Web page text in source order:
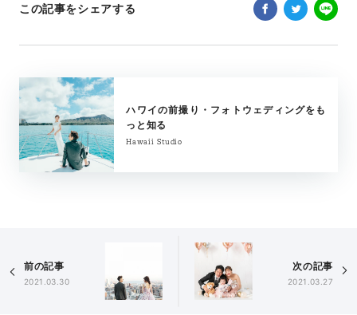
この記事をシェアする
ハワイの前撮り・フォトウェディングをも
っと知る
Hawaii Studio
前の記事
2021.03.30
次の記事
2021.03.27